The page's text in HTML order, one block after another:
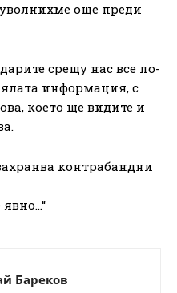
още преди
срещу нас все по-
информация, с
което ще видите и
контрабандни
Бареков